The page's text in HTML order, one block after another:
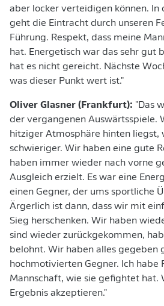
aber locker verteidigen können. In
geht die Eintracht durch unseren
Führung. Respekt, dass meine
hat. Energetisch war das sehr gut
hat es nicht gereicht. Nächste
was dieser Punkt wert ist."
Oliver Glasner (Frankfurt): "Das
der vergangenen Auswärtsspiele.
hitziger Atmosphäre hinten liegst,
schwieriger. Wir haben eine gute
haben immer wieder nach vorne
Ausgleich erzielt. Es war eine
einen Gegner, der ums sportliche
Ärgerlich ist dann, dass wir mit
Sieg herschenken. Wir haben
sind wieder zurückgekommen,
belohnt. Wir haben alles gegeben
hochmotivierten Gegner. Ich habe
Mannschaft, wie sie gefightet hat.
Ergebnis akzeptieren."